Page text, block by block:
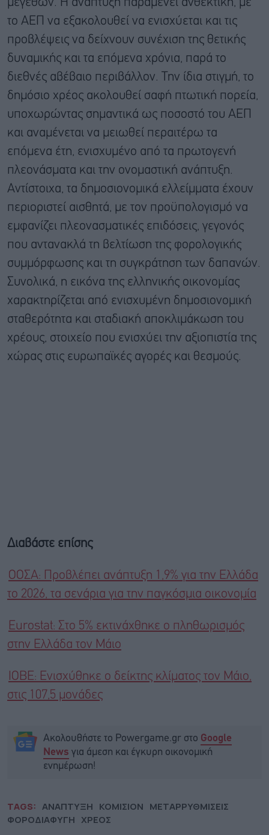
μεγεθών. Η ανάπτυξη παραμένει ανθεκτική, με
το ΑΕΠ να εξακολουθεί να ενισχύεται και τις
προβλέψεις να δείχνουν συνέχιση της θετικής
δυναμικής και τα επόμενα χρόνια, παρά το
διεθνές αβέβαιο περιβάλλον. Την ίδια στιγμή, το
δημόσιο χρέος ακολουθεί σαφή πτωτική πορεία,
υποχωρώντας σημαντικά ως ποσοστό του ΑΕΠ
και αναμένεται να μειωθεί περαιτέρω τα
επόμενα έτη, ενισχυμένο από τα πρωτογενή
πλεονάσματα και την ονομαστική ανάπτυξη.
Αντίστοιχα, τα δημοσιονομικά ελλείμματα έχουν
περιοριστεί αισθητά, με τον προϋπολογισμό να
εμφανίζει πλεονασματικές επιδόσεις, γεγονός
που αντανακλά τη βελτίωση της φορολογικής
συμμόρφωσης και τη συγκράτηση των δαπανών.
Συνολικά, η εικόνα της ελληνικής οικονομίας
χαρακτηρίζεται από ενισχυμένη δημοσιονομική
σταθερότητα και σταδιακή αποκλιμάκωση του
χρέους, στοιχείο που ενισχύει την αξιοπιστία της
χώρας στις ευρωπαϊκές αγορές και θεσμούς.
Διαβάστε επίσης
ΟΟΣΑ: Προβλέπει ανάπτυξη 1,9% για την Ελλάδα
το 2026, τα σενάρια για την παγκόσμια οικονομία
Eurostat: Στο 5% εκτινάχθηκε ο πληθωρισμός
στην Ελλάδα τον Μάιο
ΙΟΒΕ: Ενισχύθηκε ο δείκτης κλίματος τον Μάιο,
στις 107,5 μονάδες
Ακολουθήστε το Powergame.gr στο Google
News για άμεση και έγκυρη οικονομική
ενημέρωση!
TAGS: ΑΝΑΠΤΥΞΗ ΚΟΜΙΣΙΟΝ ΜΕΤΑΡΡΥΘΜΙΣΕΙΣ
ΦΟΡΟΔΙΑΦΥΓΗ ΧΡΕΟΣ